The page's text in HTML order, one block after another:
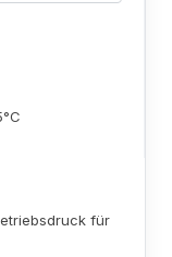
für